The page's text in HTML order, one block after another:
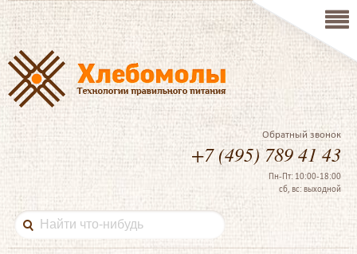
Обратный звонок
+7 (495) 789 41 43
Пн-Пт: 10:00-18:00
сб, вс: выходной